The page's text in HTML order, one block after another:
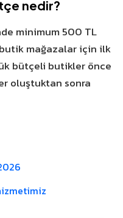
nedir?
minimum 500 TL
mağazalar için ilk
bütçeli butikler önce
oluştuktan sonra